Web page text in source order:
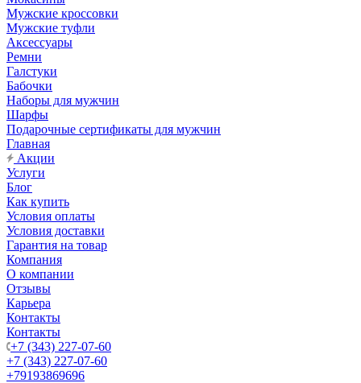
Мужские кроссовки
Мужские туфли
Аксессуары
Ремни
Галстуки
Бабочки
Наборы для мужчин
Шарфы
Подарочные сертификаты для мужчин
Главная
Акции
Услуги
Блог
Как купить
Условия оплаты
Условия доставки
Гарантия на товар
Компания
О компании
Отзывы
Карьера
Контакты
Контакты
+7 (343) 227-07-60
+7 (343) 227-07-60
+79193869696